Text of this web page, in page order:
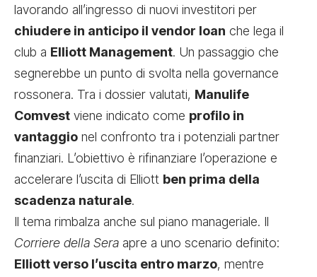
lavorando all’ingresso di nuovi investitori per
chiudere in anticipo il vendor loan che lega il
club a Elliott Management. Un passaggio che
segnerebbe un punto di svolta nella governance
rossonera. Tra i dossier valutati, Manulife
Comvest viene indicato come profilo in
vantaggio nel confronto tra i potenziali partner
finanziari. L’obiettivo è rifinanziare l’operazione e
accelerare l’uscita di Elliott ben prima della
scadenza naturale.
Il tema rimbalza anche sul piano manageriale. Il
Corriere della Sera apre a uno scenario definito:
Elliott verso l’uscita entro marzo, mentre